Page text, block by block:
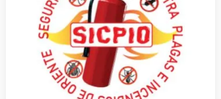
Almacenaje
Alquiler de Autos